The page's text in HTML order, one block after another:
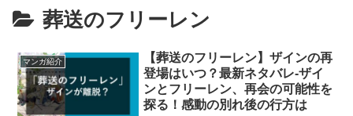
葬送のフリーレン
マンガ紹介
【葬送のフリーレン】ザインの再
登場はいつ？最新ネタバレ-ザイ
ンとフリーレン、再会の可能性を
探る！感動の別れ後の行方は